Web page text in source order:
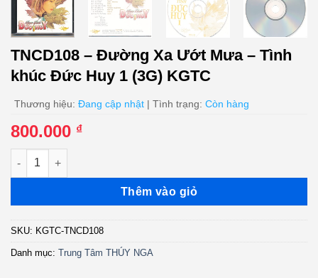
TNCD108 – Đường Xa Ướt Mưa – Tình
khúc Đức Huy 1 (3G) KGTC
Thương hiệu: Đang cập nhật | Tình trạng: Còn hàng
800.000 ₫
TNCD108 - Đường Xa Ướt Mưa - Tình khúc Đức Huy 1 (3G)
Thêm vào giỏ
SKU: KGTC-TNCD108
Danh mục: Trung Tâm THÚY NGA